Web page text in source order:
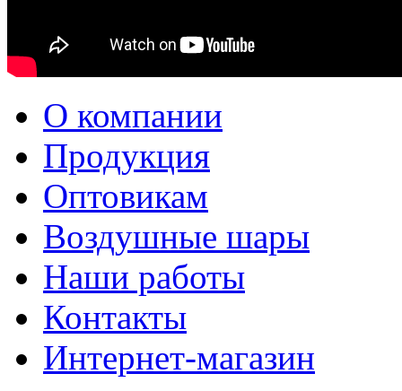
О компании
Продукция
Оптовикам
Воздушные шары
Наши работы
Контакты
Интернет-магазин